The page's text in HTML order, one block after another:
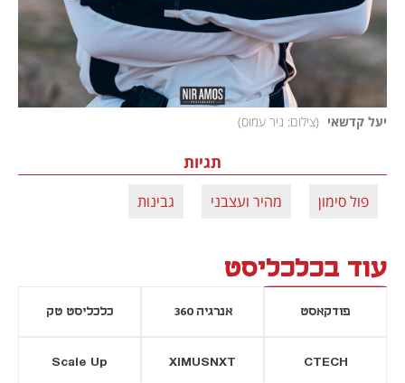
יעל קדשאי (צילום: ניר עמוס)
תגיות
פול סימון מהיר ועצבני גבינות
עוד בכלכליסט
פודקאסט אנרגיה 360 כלכליסט טק
CTECH
XIMUSNXT
Scale Up